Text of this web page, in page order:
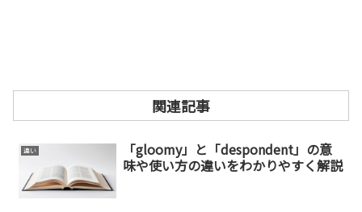
関連記事
違い
「gloomy」と「despondent」の意
味や使い方の違いをわかりやすく解説